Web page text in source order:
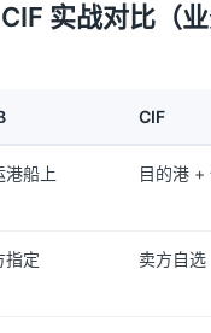
实战对比（
CIF
港船上 目的港 +
指定 卖方自选